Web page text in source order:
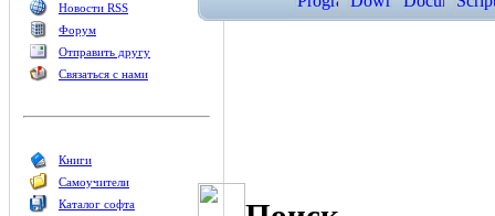
Новости RSS
Форум
Отправить другу
Связаться с нами
Книги
Самоучители
Каталог софта